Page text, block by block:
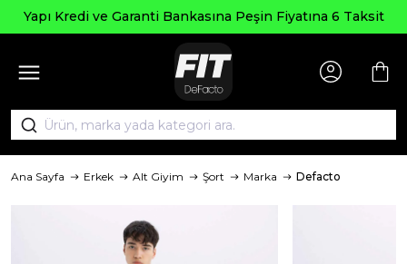
Yapı Kredi ve Garanti Bankasına Peşin Fiyatına 6 Taksit
Ana Sayfa Erkek Alt Giyim Şort Marka Defacto